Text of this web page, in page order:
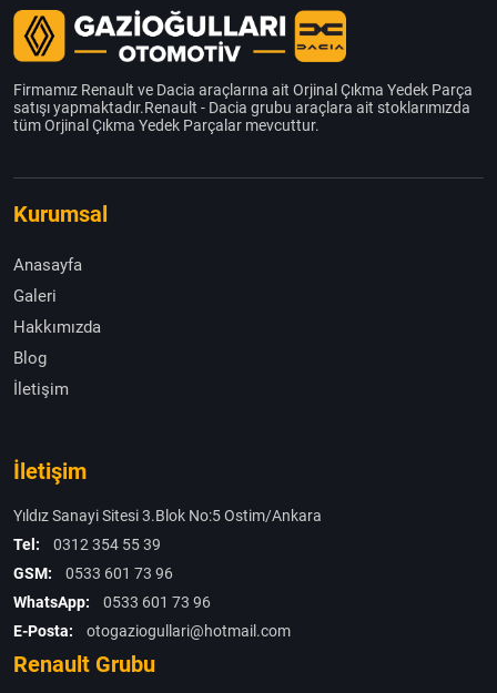
Ankara çıkma yedek parça denildiğinde akla gelen firmamız, hem
bireysel araç sahiplerine hem de servis ve tamircilere hızlı ve güvenilir
sunulmakta, böylece aracınıza uyumlu ve uzun ömürlü kullanım
garantisi sağlanmaktadır. Türkiye’nin her yerine kargo gönderimi
önceliğimiz müşteri memnuniyetidir. Ankara’daki servis noktamızda
parçaları kolayca temin edebilirsiniz. Aracınız için doğru parçayı
Firmamız Renault ve Dacia araçlarına ait Orjinal Çıkma Yedek Parça
satışı yapmaktadır.Renault - Dacia grubu araçlara ait stoklarımızda
tüm Orjinal Çıkma Yedek Parçalar mevcuttur.
Kurumsal
Anasayfa
Galeri
Hakkımızda
Blog
İletişim
İletişim
Yıldız Sanayi Sitesi 3.Blok No:5 Ostim/Ankara
Tel:
0312 354 55 39
GSM:
0533 601 73 96
WhatsApp:
0533 601 73 96
E-Posta:
otogaziogullari@hotmail.com
Renault Grubu